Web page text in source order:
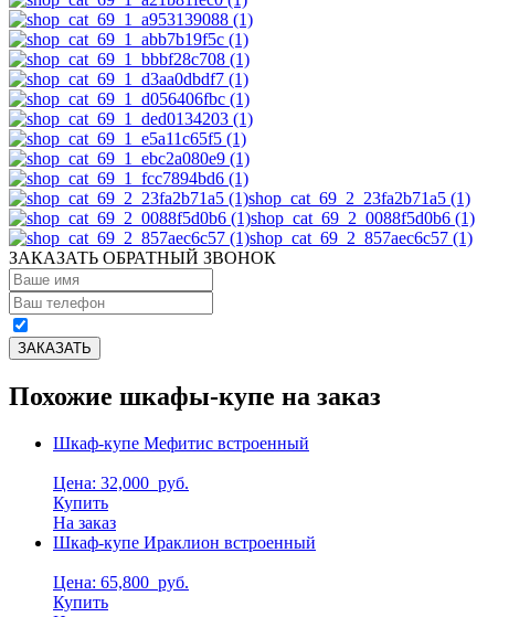
shop_cat_69_2_23fa2b71a5 (1)
shop_cat_69_2_0088f5d0b6 (1)
shop_cat_69_2_857aec6c57 (1)
ЗАКАЗАТЬ ОБРАТНЫЙ ЗВОНОК
Похожие шкафы-купе на заказ
Шкаф-купе Мефитис встроенный
Цена: 32,000 руб.
Купить
На заказ
Шкаф-купе Ираклион встроенный
Цена: 65,800 руб.
Купить